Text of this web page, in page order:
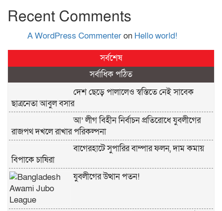
Recent Comments
A WordPress Commenteron Hello world!
সর্বশেষ
সর্বাধিক পঠিত
দেশ ছেড়ে পালালেও স্বস্তিতে নেই সাবেক
ছাত্রনেতা আবুল বসার
আ’ লীগ বিহীন নির্বাচন প্রতিরোধে যুবলীগের
রাজপথ দখলে রাখার পরিকল্পনা
বাগেরহাটে সুপারির বাম্পার ফলন, দাম কমায়
বিপাকে চাষিরা
যুবলীগের উত্থান পতন!